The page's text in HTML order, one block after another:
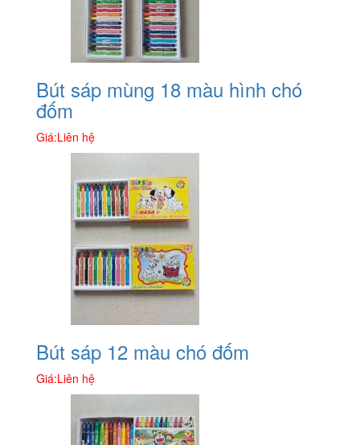
Bút sáp mùng 18 màu hình chó
đốm
Giá:Liên hệ
Bút sáp 12 màu chó đốm
Giá:Liên hệ